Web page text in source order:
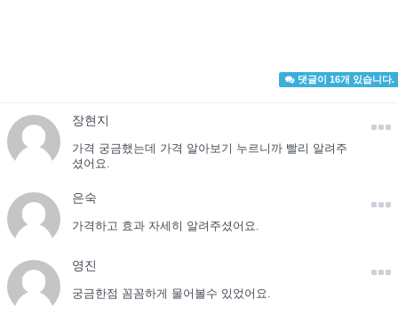
댓글이 16개 있습니다.
장현지
가격 궁금했는데 가격 알아보기 누르니까 빨리 알려주
셨어요.
은숙
가격하고 효과 자세히 알려주셨어요.
영진
궁금한점 꼼꼼하게 물어볼수 있었어요.